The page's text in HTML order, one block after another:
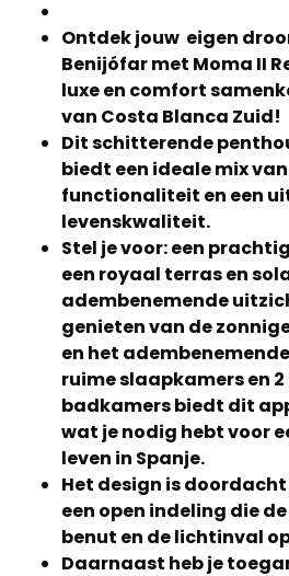
Ontdek jouw eigen
Benijófar met Moma II
luxe en comfort
van Costa Blanca Zuid!
Dit schitterende
biedt een ideale mix
functionaliteit en een
levenskwaliteit.
Stel je voor: een
een royaal terras en
adembenemende
genieten van de
en het
ruime slaapkamers en
badkamers biedt dit
wat je nodig hebt voor
leven in Spanje.
Het design is
een open indeling die
benut en de lichtinval
Daarnaast heb je